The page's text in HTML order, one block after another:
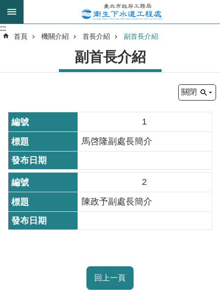
跳到主要內容區塊
進
的
身
分
是
公
告
訊
息
:::
:::
首頁 機關介紹 首長介紹 副首長介紹
副首長介紹
關閉
1
馬啓隆副處長簡介
2
陳政予副處長簡介
回上一頁